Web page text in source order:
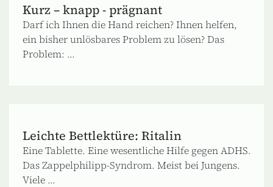
Kurz – knapp - prägnant
Darf ich Ihnen die Hand reichen? Ihnen helfen,
ein bisher unlösbares Problem zu lösen? Das
Problem: ...
Leichte Bettlektüre: Ritalin
Eine Tablette. Eine wesentliche Hilfe gegen ADHS.
Das Zappelphilipp-Syndrom. Meist bei Jungens.
Viele ...